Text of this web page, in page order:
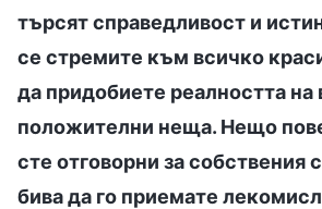
търсят справедливост и
се стремите към всичко
да придобиете реалността на
положителни неща. Нещо
сте отговорни за собствения
бива да го приемате